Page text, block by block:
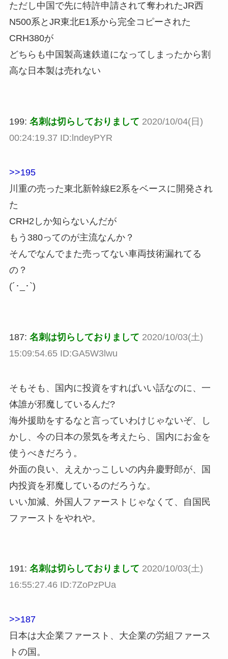
ただし中国で先に特許申請されて奪われたJR西
N500系とJR東北E1系から完全コピーされた
CRH380が
どちらも中国製高速鉄道になってしまったから割
高な日本製は売れない
199: 名刺は切らしておりまして 2020/10/04(日)
00:24:19.37 ID:lndeyPYR
>>195
川重の売った東北新幹線E2系をベースに開発され
た
CRH2しか知らないんだが
もう380ってのが主流なんか？
そんでなんでまた売ってない車両技術漏れてる
の？
(´･_･`)
187: 名刺は切らしておりまして 2020/10/03(土)
15:09:54.65 ID:GA5W3lwu
そもそも、国内に投資をすればいい話なのに、一
体誰が邪魔しているんだ?
海外援助をするなと言っていわけじゃないぞ、し
かし、今の日本の景気を考えたら、国内にお金を
使うべきだろう。
外面の良い、ええかっこしいの内弁慶野郎が、国
内投資を邪魔しているのだろうな。
いい加減、外国人ファーストじゃなくて、自国民
ファーストをやれや。
191: 名刺は切らしておりまして 2020/10/03(土)
16:55:27.46 ID:7ZoPzPUa
>>187
日本は大企業ファースト、大企業の労組ファース
トの国。